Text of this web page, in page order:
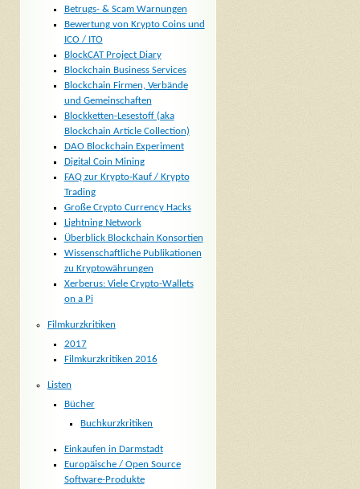
Betrugs- & Scam Warnungen
Bewertung von Krypto Coins und
ICO / ITO
BlockCAT Project Diary
Blockchain Business Services
Blockchain Firmen, Verbände
und Gemeinschaften
Blockketten-Lesestoff (aka
Blockchain Article Collection)
DAO Blockchain Experiment
Digital Coin Mining
FAQ zur Krypto-Kauf / Krypto
Trading
Große Crypto Currency Hacks
Lightning Network
Überblick Blockchain Konsortien
Wissenschaftliche Publikationen
zu Kryptowährungen
Xerberus: Viele Crypto-Wallets
on a Pi
Filmkurzkritiken
2017
Filmkurzkritiken 2016
Listen
Bücher
Buchkurzkritiken
Einkaufen in Darmstadt
Europäische / Open Source
Software-Produkte